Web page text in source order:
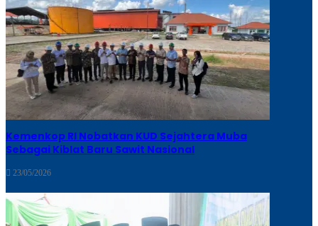
Kemenkop RI Nobatkan KUD Sejahtera Muba
Sebagai Kiblat Baru Sawit Nasional
23/05/2026